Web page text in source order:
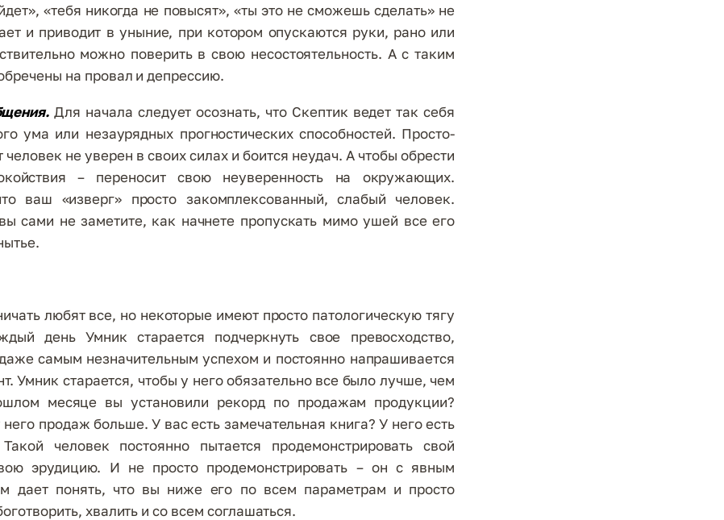
«тебя никогда не повысят», «ты это не сможешь сделать» не
и приводит в уныние, при котором опускаются руки, рано или
можно поверить в свою несостоятельность. А с таким
на провал и депрессию.
Для начала следует осознать, что Скептик ведет так себя
ума или незаурядных прогностических способностей. Просто-
человек не уверен в своих силах и боится неудач. А чтобы обрести
– переносит свою неуверенность на окружающих.
ваш «изверг» просто закомплексованный, слабый человек.
сами не заметите, как начнете пропускать мимо ушей все его
любят все, но некоторые имеют просто патологическую тягу
день Умник старается подчеркнуть свое превосходство,
самым незначительным успехом и постоянно напрашивается
Умник старается, чтобы у него обязательно все было лучше, чем
месяце вы установили рекорд по продажам продукции?
продаж больше. У вас есть замечательная книга? У него есть
человек постоянно пытается продемонстрировать свой
эрудицию. И не просто продемонстрировать – он с явным
дает понять, что вы ниже его по всем параметрам и просто
хвалить и со всем соглашаться.